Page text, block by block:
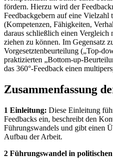
fördern. Hierzu wird der
Feedbackgebern auf eine Vielzahl
(Kompetenzen, Fähigkeiten,
daraus schließlich einen Vergleich
ziehen zu können. Im Gegensatz
Vorgesetztenbeurteilung („Top-
praktizierten „Bottom-up-
das 360°-Feedback einen
Zusammenfassung
1 Einleitung: Diese Einleitung
Feedbacks ein, beschreibt den
Führungswandels und gibt einen
Aufbau der Arbeit.
2 Führungswandel in